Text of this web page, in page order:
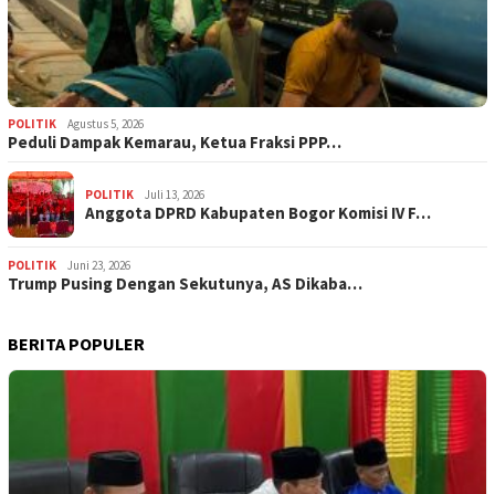
POLITIK Agustus 5, 2026
‎Peduli Dampak Kemarau, Ketua Fraksi PPP…
POLITIK Juli 13, 2026
Anggota DPRD Kabupaten Bogor Komisi IV F…
POLITIK Juni 23, 2026
Trump Pusing Dengan Sekutunya, AS Dikaba…
BERITA POPULER